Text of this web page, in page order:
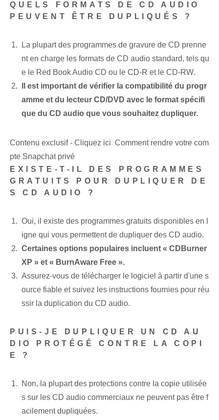
QUELS FORMATS DE CD AUDIO
PEUVENT ÊTRE DUPLIQUÉS ?
La plupart des programmes de gravure de CD prenne
nt en charge les formats de CD audio standard, tels qu
e le Red Book Audio CD ou le CD-R et le CD-RW.
Il est important de vérifier la compatibilité du progr
amme et du lecteur CD/DVD avec le format spécifi
que du CD audio que vous souhaitez dupliquer.
Contenu exclusif - Cliquez ici Comment rendre votre com
pte Snapchat privé
EXISTE-T-IL DES PROGRAMMES
GRATUITS POUR DUPLIQUER DE
S CD AUDIO ?
Oui, il existe des programmes gratuits disponibles en l
igne qui vous permettent de dupliquer des CD audio.
Certaines options populaires incluent « CDBurner
XP »⁣ et « BurnAware‌ Free ».
Assurez-vous de télécharger⁢ le logiciel à partir d'une s
ource fiable et suivez les instructions fournies pour réu
ssir la duplication du CD audio.
PUIS-JE DUPLIQUER UN CD AU
DIO PROTÉGÉ CONTRE LA COPI
E ?
Non, la plupart des protections contre la copie utilisée
s sur les CD audio commerciaux ne peuvent pas être f
acilement dupliquées.